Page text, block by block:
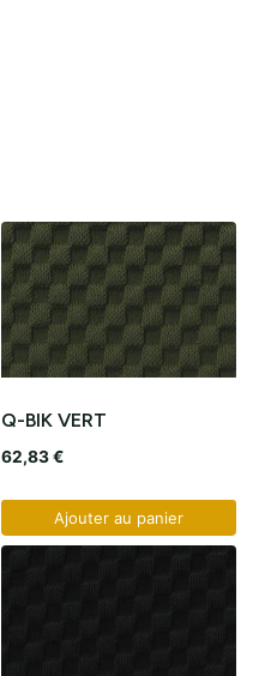
Q-BIK VERT
62,83€
Ajouter au panier